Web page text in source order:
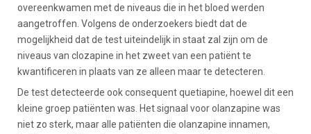
overeenkwamen met de niveaus die in het bloed werden
aangetroffen. Volgens de onderzoekers biedt dat de
mogelijkheid dat de test uiteindelijk in staat zal zijn om de
niveaus van clozapine in het zweet van een patiënt te
kwantificeren in plaats van ze alleen maar te detecteren.
De test detecteerde ook consequent quetiapine, hoewel dit een
kleine groep patiënten was. Het signaal voor olanzapine was
niet zo sterk, maar alle patiënten die olanzapine innamen,